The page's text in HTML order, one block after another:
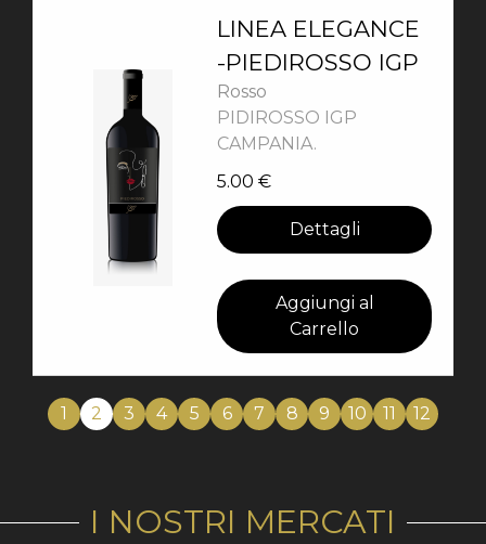
LINEA ELEGANCE
-PIEDIROSSO IGP
Rosso
PIDIROSSO IGP
CAMPANIA.
5.00€
Dettagli
Aggiungi al
Carrello
1 2 3 4 5 6 7 8 9 10 11 12
I NOSTRI MERCATI